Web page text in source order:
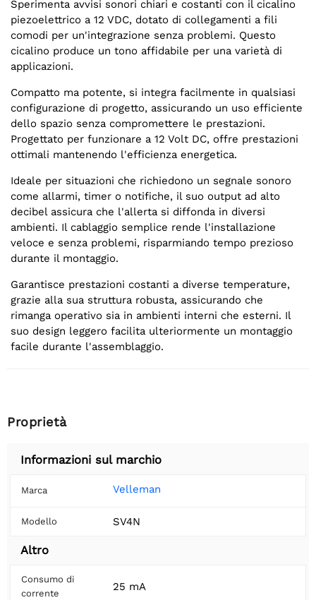
Sperimenta avvisi sonori chiari e costanti con il cicalino
piezoelettrico a 12 VDC, dotato di collegamenti a fili
comodi per un'integrazione senza problemi. Questo
cicalino produce un tono affidabile per una varietà di
applicazioni.
Compatto ma potente, si integra facilmente in qualsiasi
configurazione di progetto, assicurando un uso efficiente
dello spazio senza compromettere le prestazioni.
Progettato per funzionare a 12 Volt DC, offre prestazioni
ottimali mantenendo l'efficienza energetica.
Ideale per situazioni che richiedono un segnale sonoro
come allarmi, timer o notifiche, il suo output ad alto
decibel assicura che l'allerta si diffonda in diversi
ambienti. Il cablaggio semplice rende l'installazione
veloce e senza problemi, risparmiando tempo prezioso
durante il montaggio.
Garantisce prestazioni costanti a diverse temperature,
grazie alla sua struttura robusta, assicurando che
rimanga operativo sia in ambienti interni che esterni. Il
suo design leggero facilita ulteriormente un montaggio
facile durante l'assemblaggio.
Proprietà
Informazioni sul marchio
Marca Velleman
Modello SV4N
Altro
Consumo di
corrente
25 mA